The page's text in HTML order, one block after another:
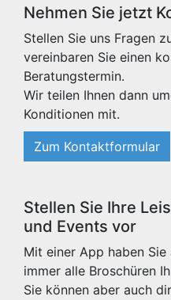
Nehmen Sie jetzt
Stellen Sie uns Fragen
vereinbaren Sie einen
Beratungstermin.
Wir teilen Ihnen dann
Konditionen mit.
Zum Kontaktformular
Stellen Sie Ihre
und Events vor
Mit einer App haben
immer alle Broschüren
Sie können aber auch